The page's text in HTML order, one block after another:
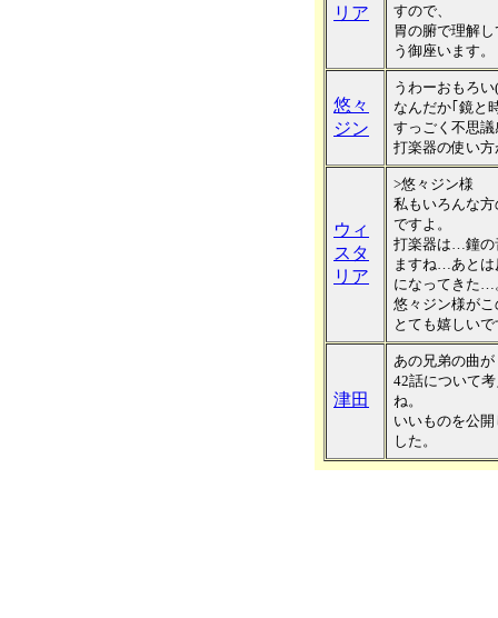
リア
すので、
胃の腑で理解
う御座います。
悠々
ジン
うわーおもろい
なんだか｢鏡と
すっごく不思
打楽器の使い
ウィ
スタ
リア
>悠々ジン様
私もいろんな
ですよ。
打楽器は…鐘の
ますね…あと
になってきた…
悠々ジン様が
とても嬉しい
津田
あの兄弟の曲
42話について
ね。
いいものを公
した。